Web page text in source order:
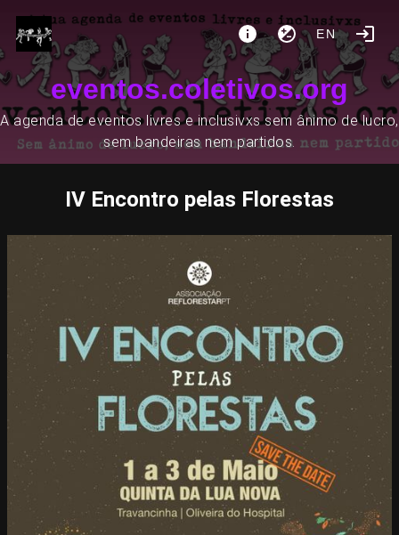
EN
eventos.coletivos.org
A agenda de eventos livres e inclusivxs sem ânimo de lucro,
sem bandeiras nem partidos.
IV Encontro pelas Florestas